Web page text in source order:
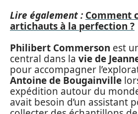
Lire également : Comment
artichauts à la perfection ?
Philibert Commerson est
central dans la vie de
pour accompagner
Antoine de Bougainville
expédition autour du
avait besoin d’un assistant